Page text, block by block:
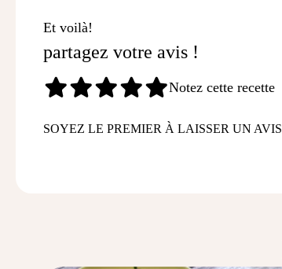
Et voilà!
partagez votre avis !
Notez cette recette
SOYEZ LE PREMIER À LAISSER UN AVIS